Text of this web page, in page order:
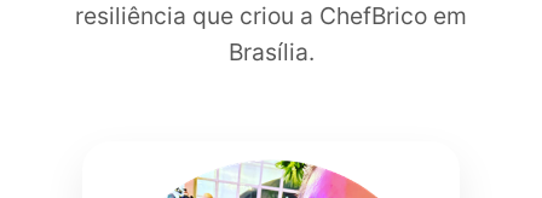
resiliência que criou a ChefBrico em
Brasília.